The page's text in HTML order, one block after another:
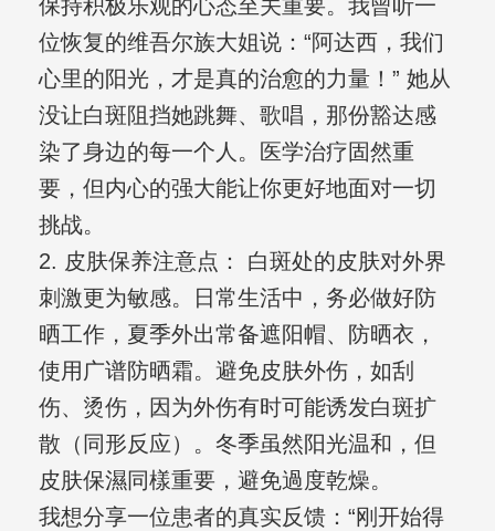
保持积极乐观的心态至关重要。我曾听一
位恢复的维吾尔族大姐说：“阿达西，我们
心里的阳光，才是真的治愈的力量！” 她从
没让白斑阻挡她跳舞、歌唱，那份豁达感
染了身边的每一个人。医学治疗固然重
要，但内心的强大能让你更好地面对一切
挑战。
2. 皮肤保养注意点： 白斑处的皮肤对外界
刺激更为敏感。日常生活中，务必做好防
晒工作，夏季外出常备遮阳帽、防晒衣，
使用广谱防晒霜。避免皮肤外伤，如刮
伤、烫伤，因为外伤有时可能诱发白斑扩
散（同形反应）。冬季虽然阳光温和，但
皮肤保濕同樣重要，避免過度乾燥。
我想分享一位患者的真实反馈：“刚开始得